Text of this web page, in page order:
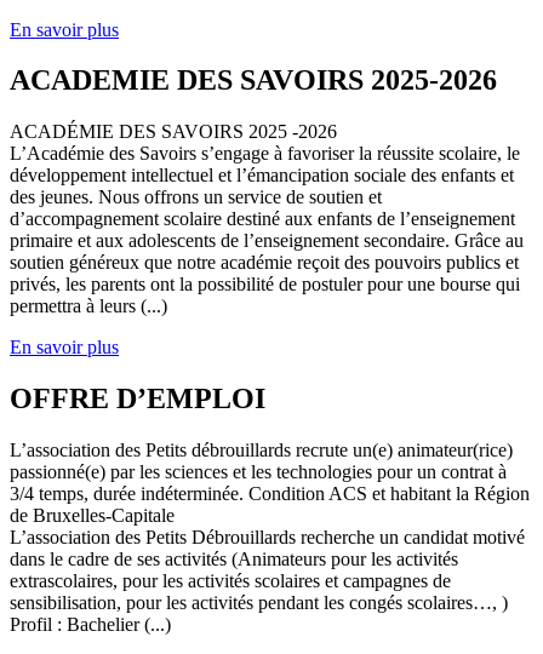
En savoir plus
ACADEMIE DES SAVOIRS 2025-2026
ACADÉMIE DES SAVOIRS 2025 -2026
L’Académie des Savoirs s’engage à favoriser la réussite scolaire, le
développement intellectuel et l’émancipation sociale des enfants et
des jeunes. Nous offrons un service de soutien et
d’accompagnement scolaire destiné aux enfants de l’enseignement
primaire et aux adolescents de l’enseignement secondaire. Grâce au
soutien généreux que notre académie reçoit des pouvoirs publics et
privés, les parents ont la possibilité de postuler pour une bourse qui
permettra à leurs (...)
En savoir plus
OFFRE D’EMPLOI
L’association des Petits débrouillards recrute un(e) animateur(rice)
passionné(e) par les sciences et les technologies pour un contrat à
3/4 temps, durée indéterminée. Condition ACS et habitant la Région
de Bruxelles-Capitale
L’association des Petits Débrouillards recherche un candidat motivé
dans le cadre de ses activités (Animateurs pour les activités
extrascolaires, pour les activités scolaires et campagnes de
sensibilisation, pour les activités pendant les congés scolaires…, )
Profil : Bachelier (...)